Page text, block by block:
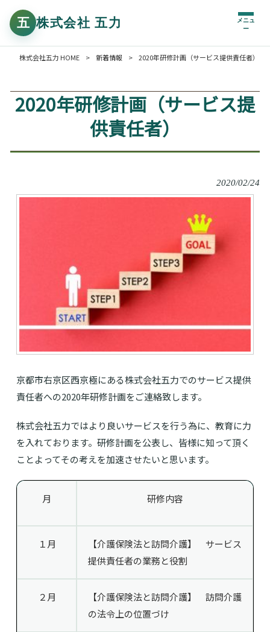
メニュ
ー
株式会社五力 HOME > 新着情報 > 2020年研修計画（サービス提供責任者）
2020年研修計画（サービス提
供責任者）
2020/02/24
京都市右京区西京極にある株式会社五力でのサービス提供
責任者への2020年研修計画をご連絡致します。
株式会社五力ではより良いサービスを行う為に、教育に力
を入れております。研修計画を公表し、皆様に知って頂く
ことよってその考えを加速させたいと思います。
月 研修内容
１月
【介護保険法と訪問介護】 サービス
提供責任者の業務と役割
２月
【介護保険法と訪問介護】 訪問介護
の法令上の位置づけ